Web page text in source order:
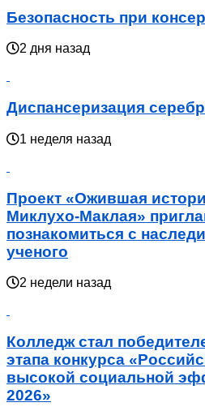
Безопасность при
2 дня назад
Диспансеризация
1 неделя назад
Проект «Ожившая
Миклухо-Маклая»
познакомиться с
ученого
2 недели назад
Колледж стал
этапа конкурса
высокой социальной
2026»